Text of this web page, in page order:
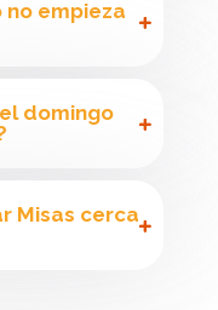
no empieza
domingo
Misas cerca